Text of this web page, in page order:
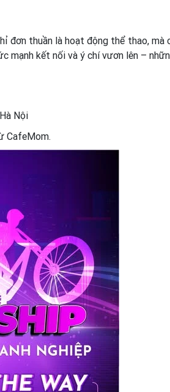
đơn thuần là hoạt động thể thao, mà
mạnh kết nối và ý chí vươn lên –
Nội
CafeMom.